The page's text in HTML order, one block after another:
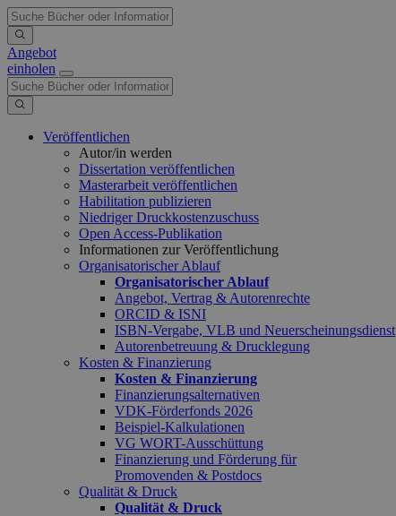
Angebot
einholen
Veröffentlichen
Autor/in werden
Dissertation veröffentlichen
Masterarbeit veröffentlichen
Habilitation publizieren
Niedriger Druckkostenzuschuss
Open Access-Publikation
Informationen zur Veröffentlichung
Organisatorischer Ablauf
Organisatorischer Ablauf
Angebot, Vertrag & Autorenrechte
ORCID & ISNI
ISBN-Vergabe, VLB und Neuerscheinungsdienst
Autorenbetreuung & Drucklegung
Kosten & Finanzierung
Kosten & Finanzierung
Finanzierungsalternativen
VDK-Förderfonds 2026
Beispiel-Kalkulationen
VG WORT-Ausschüttung
Finanzierung und Förderung für
Promovenden & Postdocs
Qualität & Druck
Qualität & Druck